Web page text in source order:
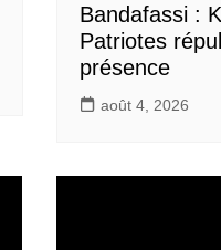
Bandafassi :
Patriotes
présence
août 4, 2026